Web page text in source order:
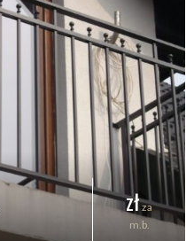
zł za
m.b.